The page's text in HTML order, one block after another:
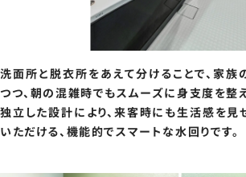
洗面所と脱衣所をあえて分けることで、家族
つつ、朝の混雑時でもスムーズに身支度を整
独立した設計により、来客時にも生活感を見
いただける、機能的でスマートな水回りです。